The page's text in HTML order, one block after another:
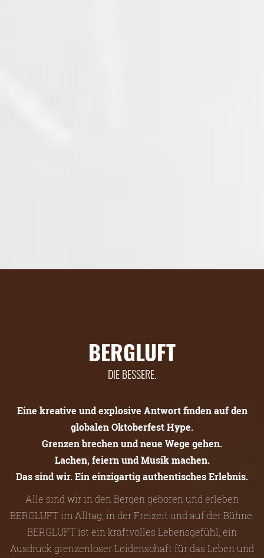
BERGLUFT
DIE BESSERE.
Eine kreative und explosive Antwort finden auf den
globalen Oktoberfest Hype.
Grenzen brechen und neue Wege gehen.
Lachen, feiern und Musik machen.
Das sind wir. Ein einzigartig authentisches Erlebnis.
Alle sind wir in den Bergen geboren und erleben
BERGLUFT im Alltag, in der Freizeit und auf der Bühne.
BERGLUFT ist ein kraftvolles Lebensgefühl, ein
Ausdruck grenzenloser Leidenschaft für das Leben und